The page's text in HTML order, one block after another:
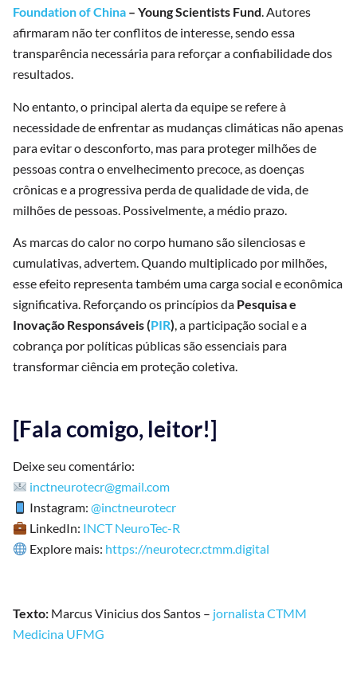
Foundation of China – Young Scientists Fund. Autores
afirmaram não ter conflitos de interesse, sendo essa
transparência necessária para reforçar a confiabilidade dos
resultados.
No entanto, o principal alerta da equipe se refere à
necessidade de enfrentar as mudanças climáticas não apenas
para evitar o desconforto, mas para proteger milhões de
pessoas contra o envelhecimento precoce, as doenças
crônicas e a progressiva perda de qualidade de vida, de
milhões de pessoas. Possivelmente, a médio prazo.
As marcas do calor no corpo humano são silenciosas e
cumulativas, advertem. Quando multiplicado por milhões,
esse efeito representa também uma carga social e econômica
significativa. Reforçando os princípios da Pesquisa e
Inovação Responsáveis (PIR), a participação social e a
cobrança por políticas públicas são essenciais para
transformar ciência em proteção coletiva.
[Fala comigo, leitor!]
Deixe seu comentário:
inctneurotecr@gmail.com
Instagram: @inctneurotecr
LinkedIn: INCT NeuroTec-R
Explore mais: https://neurotecr.ctmm.digital
Texto: Marcus Vinicius dos Santos – jornalista CTMM
Medicina UFMG